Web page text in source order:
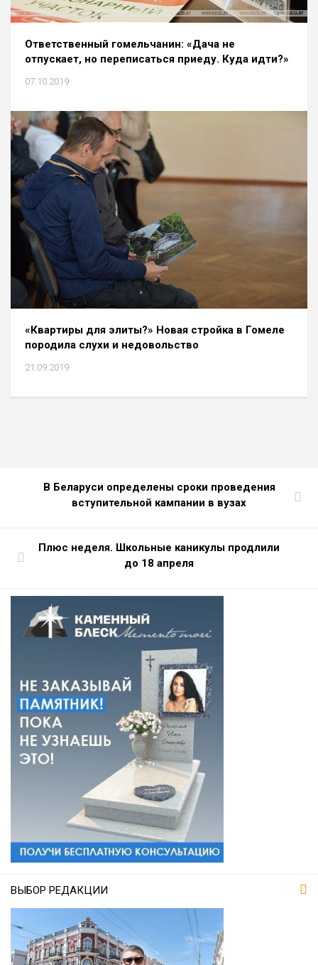
Ответственный гомельчанин: «Дача не
отпускает, но переписаться приеду. Куда идти?»
07.10.2019
«Квартиры для элиты?» Новая стройка в Гомеле
породила слухи и недовольство
21.09.2019
В Беларуси определены сроки проведения
вступительной кампании в вузах
Плюс неделя. Школьные каникулы продлили
до 18 апреля
ВЫБОР РЕДАКЦИИ